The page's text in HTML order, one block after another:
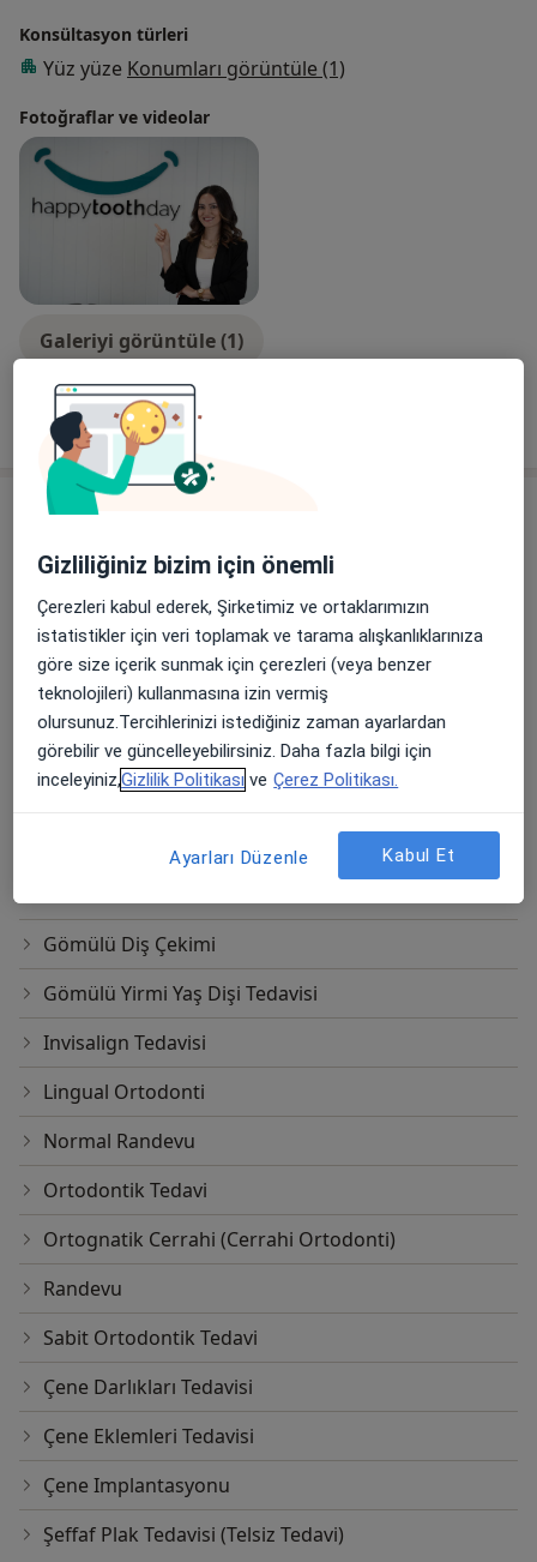
Konsültasyon türleri
Yüz yüze Konumları görüntüle (1)
Fotoğraflar ve videolar
Galeriyi görüntüle (1)
Tümünü göster
Hizmetler
Diğer Hizmetler
20'lik Diş Çekimi
Ağız Koruyucusu
Cerrahi Çene Eklemi Tedavisi
Damon Sistemi Ve Kapaklı Braketler
Gömülü Diş Çekimi
Gömülü Yirmi Yaş Dişi Tedavisi
Invisalign Tedavisi
Lingual Ortodonti
Normal Randevu
Ortodontik Tedavi
Ortognatik Cerrahi (Cerrahi Ortodonti)
Randevu
Sabit Ortodontik Tedavi
Çene Darlıkları Tedavisi
Çene Eklemleri Tedavisi
Çene Implantasyonu
Şeffaf Plak Tedavisi (Telsiz Tedavi)
Gizliliğiniz bizim için önemli
Çerezleri kabul ederek, Şirketimiz ve ortaklarımızın
istatistikler için veri toplamak ve tarama alışkanlıklarınıza
göre size içerik sunmak için çerezleri (veya benzer
teknolojileri) kullanmasına izin vermiş
olursunuz.Tercihlerinizi istediğiniz zaman ayarlardan
görebilir ve güncelleyebilirsiniz. Daha fazla bilgi için
inceleyiniz,Gizlilik Politikası ve Çerez Politikası.
Ayarları Düzenle Kabul Et